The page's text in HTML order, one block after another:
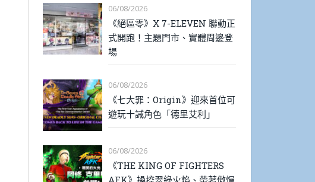
06/08/2026
《絕區零》X 7-ELEVEN 聯動正
式開跑！主題門市、實體周邊登
場
06/08/2026
《七大罪：Origin》迎來首位可
遊玩十誡角色「德里艾利」
06/08/2026
《THE KING OF FIGHTERS
AFK》操控翠綠火焰、帶著傲慢